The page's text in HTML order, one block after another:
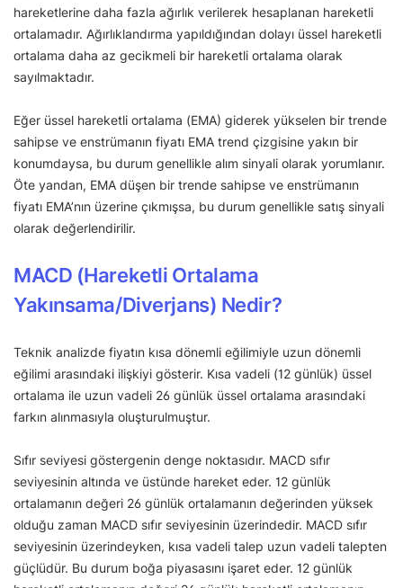
hareketlerine daha fazla ağırlık verilerek hesaplanan hareketli
ortalamadır. Ağırlıklandırma yapıldığından dolayı üssel hareketli
ortalama daha az gecikmeli bir hareketli ortalama olarak
sayılmaktadır.
Eğer üssel hareketli ortalama (EMA) giderek yükselen bir trende
sahipse ve enstrümanın fiyatı EMA trend çizgisine yakın bir
konumdaysa, bu durum genellikle alım sinyali olarak yorumlanır.
Öte yandan, EMA düşen bir trende sahipse ve enstrümanın
fiyatı EMA’nın üzerine çıkmışsa, bu durum genellikle satış sinyali
olarak değerlendirilir.
MACD (Hareketli Ortalama
Yakınsama/Diverjans) Nedir?
Teknik analizde fiyatın kısa dönemli eğilimiyle uzun dönemli
eğilimi arasındaki ilişkiyi gösterir. Kısa vadeli (12 günlük) üssel
ortalama ile uzun vadeli 26 günlük üssel ortalama arasındaki
farkın alınmasıyla oluşturulmuştur.
Sıfır seviyesi göstergenin denge noktasıdır. MACD sıfır
seviyesinin altında ve üstünde hareket eder. 12 günlük
ortalamanın değeri 26 günlük ortalamanın değerinden yüksek
olduğu zaman MACD sıfır seviyesinin üzerindedir. MACD sıfır
seviyesinin üzerindeyken, kısa vadeli talep uzun vadeli talepten
güçlüdür. Bu durum boğa piyasasını işaret eder. 12 günlük